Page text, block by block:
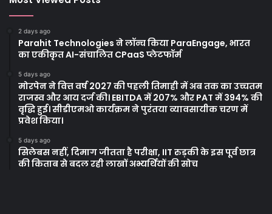
2 days ago
Parahit Technologies ने लॉन्च किया ParaEngage, भारत
का एकीकृत AI-संचालित CPaaS प्लेटफॉर्म
5 days ago
मोरपेन ने वित्त वर्ष 2027 की पहली तिमाही में अब तक का उच्चतम
राजस्व और आय दर्ज की। EBITDA में 207% और PAT में 394% की
वृद्धि हुई। सीडीएमओ कार्यक्रम ने पुरंतया व्यावसायीक चरण में
प्रवेश किया।
5 days ago
सिलेबस नहीं, दिमाग जीतता है परीक्षा, IIT रुड़की के इस पूर्व छात्र
की किताब से बदल रही लाखों अभ्यर्थियों की सोच